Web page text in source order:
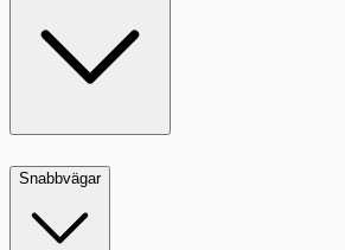
Snabbvägar